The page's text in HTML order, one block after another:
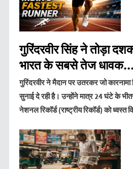
गुरिंदरवीर सिंह ने तोड़ा
भारत के सबसे तेज धावक...
गुरिंदरवीर ने मैदान पर उतरकर जो
सुनाई दे रही है। उन्होंने मात्र 24 घंटे के
नेशनल रिकॉर्ड (राष्ट्रीय रिकॉर्ड) को ध्वस्त